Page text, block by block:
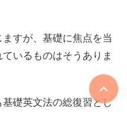
すが、基礎に焦点を当
いるものはそうありま
礎英文法の総復習とし